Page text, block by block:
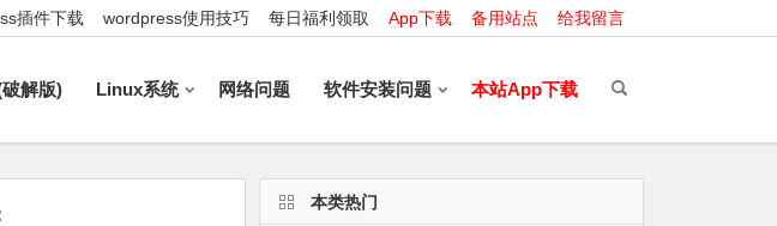
插件下载 wordpress使用技巧 每日福利领取 App下载 备用站点 给我留言
解版) Linux系统 网络问题 软件安装问题 本站App下载
本类热门